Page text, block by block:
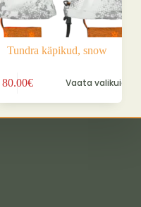
Tundra käpikud, snow
80.00€ Vaata valikuid